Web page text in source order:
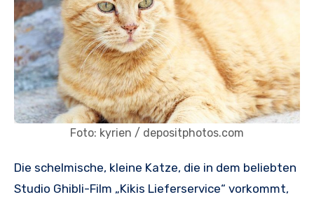
Foto: kyrien / depositphotos.com
Die schelmische, kleine Katze, die in dem beliebten
Studio Ghibli-Film „Kikis Lieferservice“ vorkommt,